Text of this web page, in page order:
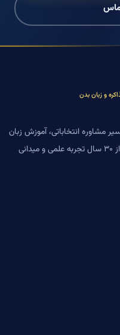
و زبان بدن
مشاوره انتخاباتی، آموزش زبان
بدن، فنون مذاکره و برندسازی شخصی با بیش از ۳۰ سال تجربه علمی و میدانی